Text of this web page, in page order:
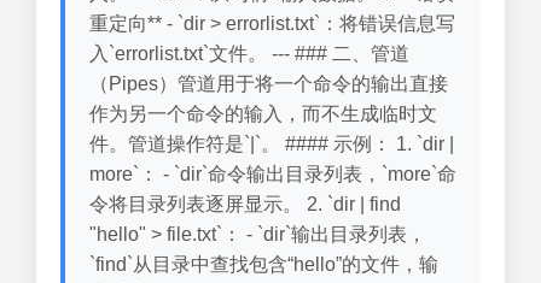
重定向** - `dir > errorlist.txt`：将错误信息写
入`errorlist.txt`文件。 --- ### 二、管道
（Pipes）管道用于将一个命令的输出直接
作为另一个命令的输入，而不生成临时文
件。管道操作符是`|`。 #### 示例： 1. `dir |
more`： - `dir`命令输出目录列表，`more`命
令将目录列表逐屏显示。 2. `dir | find
"hello" > file.txt`： - `dir`输出目录列表，
`find`从目录中查找包含“hello”的文件，输